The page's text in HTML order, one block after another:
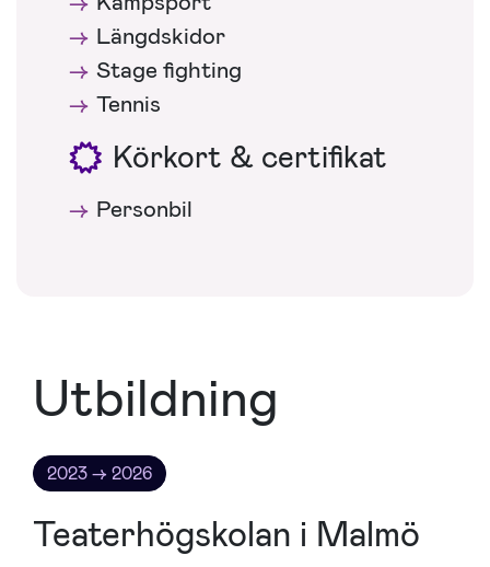
Längdskidor
Stage fighting
Tennis
Körkort & certifikat
Personbil
Utbildning
2023 → 2026
Teaterhögskolan i Malmö